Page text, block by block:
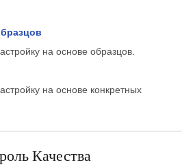
на основе образцов.
на основе конкретных
Качества